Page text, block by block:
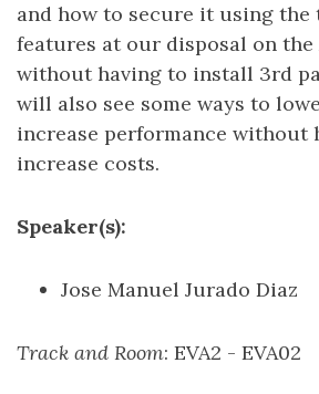
and how to secure it using the
features at our disposal on
without having to install 3rd
will also see some ways to
increase performance without
increase costs.
Speaker(s):
Jose Manuel Jurado Diaz
Track and Room: EVA2 - EVA02